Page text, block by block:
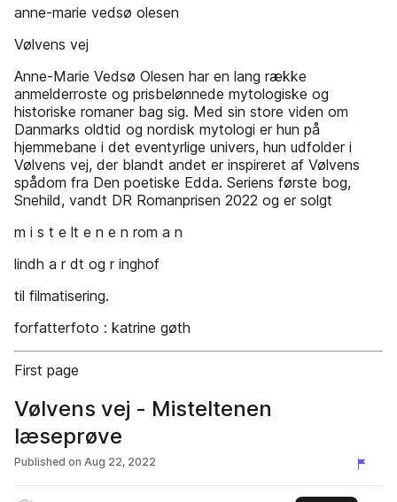
anne-marie vedsø olesen
Vølvens vej
Anne-Marie Vedsø Olesen har en lang række
anmelderroste og prisbelønnede mytologiske og
historiske romaner bag sig. Med sin store viden om
Danmarks oldtid og nordisk mytologi er hun på
hjemmebane i det eventyrlige univers, hun udfolder i
Vølvens vej, der blandt andet er inspireret af Vølvens
spådom fra Den poetiske Edda. Seriens første bog,
Snehild, vandt DR Romanprisen 2022 og er solgt
m i s t e lt e n e n rom a n
lindh a r dt og r inghof
til filmatisering.
forfatterfoto : katrine gøth
First page
Vølvens vej - Misteltenen
læseprøve
Published on Aug 22, 2022